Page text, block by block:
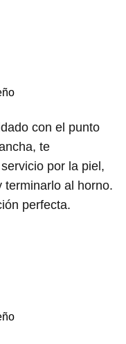
con el punto
te
por la piel,
terminarlo al horno.
perfecta.